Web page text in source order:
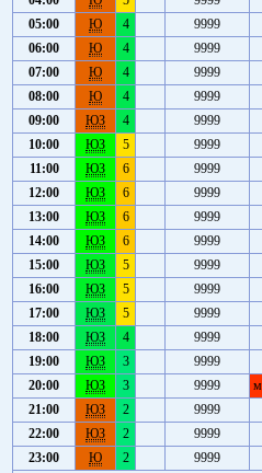
05:00
Ю 4 9999
06:00
Ю 4 9999
07:00
Ю 4 9999
08:00
Ю 4 9999
09:00
ЮЗ 4 9999
10:00
ЮЗ 5 9999
11:00
ЮЗ 6 9999
12:00
ЮЗ 6 9999
13:00
ЮЗ 6 9999
14:00
ЮЗ 6 9999
15:00
ЮЗ 5 9999
16:00
ЮЗ 5 9999
17:00
ЮЗ 5 9999
18:00
ЮЗ 4 9999
19:00
ЮЗ 3 9999
20:00
ЮЗ 3 9999
21:00
ЮЗ 2 9999
22:00
ЮЗ 2 9999
23:00
Ю 2 9999